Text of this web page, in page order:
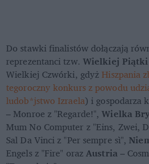
Do stawki finalistów dołączają
reprezentanci tzw. Wielkiej Piątki
Wielkiej Czwórki, gdyż Hiszpania
tegoroczny konkurs z powodu
ludob*jstwo Izraela) i gospodarza
– Monroe z "Regarde!", Wielka
Mum No Computer z "Eins, Zwei,
Sal Da Vinci z "Per sempre sì",
Engels z "Fire" oraz Austria –